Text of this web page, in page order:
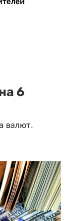
6
валют.